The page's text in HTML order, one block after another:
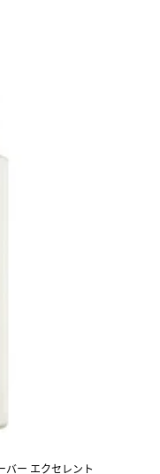
バー エクセレント